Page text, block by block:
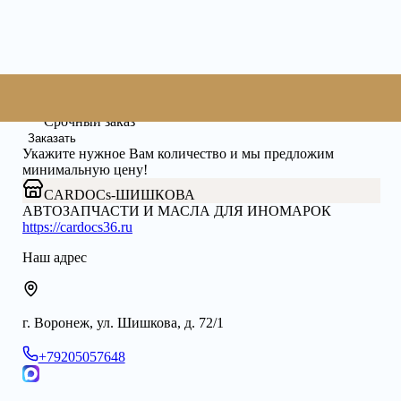
Срочный заказ
Заказать
Укажите нужное Вам количество и мы предложим
минимальную цену!
CARDOCs-ШИШКОВА
АВТОЗАПЧАСТИ И МАСЛА ДЛЯ ИНОМАРОК
https://cardocs36.ru
Наш адрес
г. Воронеж, ул. Шишкова, д. 72/1
+79205057648